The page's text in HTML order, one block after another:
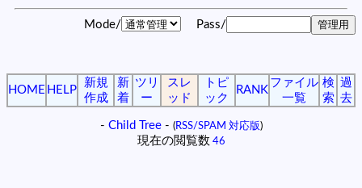
Mode/ Pass/
HOME HELP
新規
作成
新
着
ツリ
ー
スレ
ッド
トピ
ック
RANK
ファイル
一覧
検
索
過
去
- Child Tree- (RSS/SPAM 対応版)
現在の閲覧数 46